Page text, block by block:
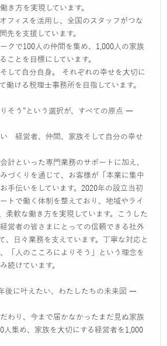
き方を実現しています。
フィスを活用し、全国のスタッフがつな
先を支援しています。
クで100人の仲間を集め、1,000人の家族
ことを目標にしています。
して自分自身。 それぞれの幸せを大切に
働ける税理士事務所を目指しています。
そう”という選択が、すべての原点 ―
い 経営者、仲間、家族そして自分の幸せ
計といった専門業務のサポートに加え、
づくりを通じて、お客様が「本業に集中
手伝いをしています。2020年の設立当初
トで働く体制を整えており、地域やライ
柔軟な働き方を実現しています。こうした
営者の皆さまにとっての信頼できる社外
、日々業務を支えています。丁寧な対応と
「人のこころによりそう」という理念を
続けています。
後に叶えたい、わたしたちの未来図 ―
わり、今まで届かなかったまだ見ぬ家族
人集め、家族を大切にする経営者を1,000